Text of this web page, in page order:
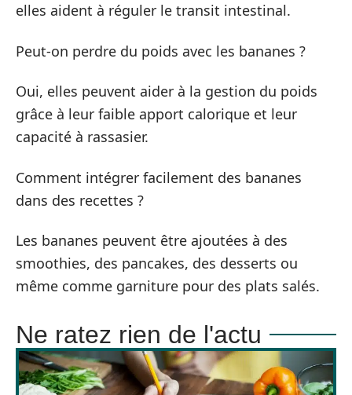
elles aident à réguler le transit intestinal.
Peut-on perdre du poids avec les bananes ?
Oui, elles peuvent aider à la gestion du poids
grâce à leur faible apport calorique et leur
capacité à rassasier.
Comment intégrer facilement des bananes
dans des recettes ?
Les bananes peuvent être ajoutées à des
smoothies, des pancakes, des desserts ou
même comme garniture pour des plats salés.
Ne ratez rien de l'actu